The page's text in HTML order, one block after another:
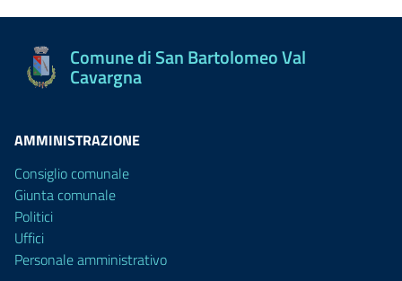
Comune di San Bartolomeo Val
Cavargna
AMMINISTRAZIONE
Consiglio comunale
Giunta comunale
Politici
Uffici
Personale amministrativo